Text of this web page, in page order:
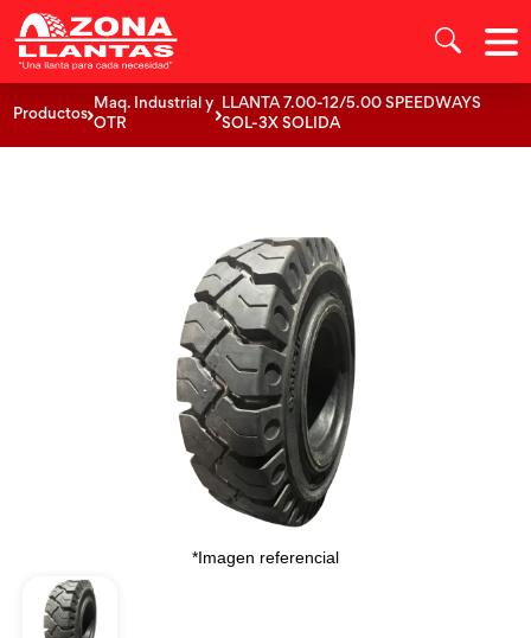
Productos
Maq. Industrial y
OTR
LLANTA 7.00-12/5.00 SPEEDWAYS
SOL-3X SOLIDA
*Imagen referencial